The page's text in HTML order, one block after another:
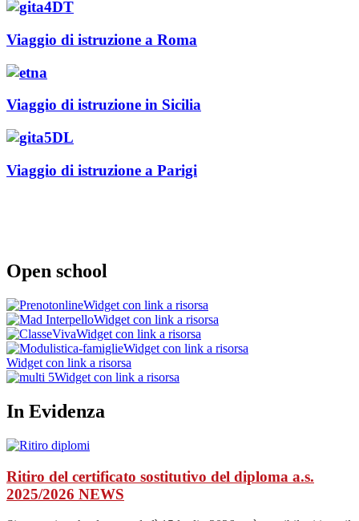
Viaggio di istruzione a Roma
Viaggio di istruzione in Sicilia
Viaggio di istruzione a Parigi
Open school
Widget con link a risorsa
Widget con link a risorsa
Widget con link a risorsa
Widget con link a risorsa
Widget con link a risorsa
Widget con link a risorsa
In Evidenza
Ritiro del certificato sostitutivo del diploma a.s.
2025/2026 NEWS